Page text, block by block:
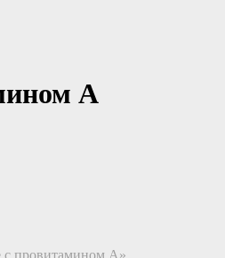
А
с провитамином А»